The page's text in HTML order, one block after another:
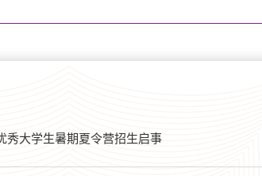
秀大学生暑期夏令营招生启事